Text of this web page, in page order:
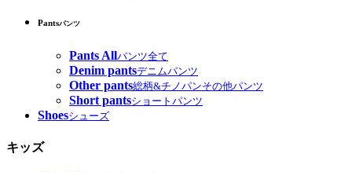
Pantsパンツ
Pants Allパンツ全て
Denim pantsデニムパンツ
Other pants総柄&チノパンその他パンツ
Short pantsショートパンツ
Shoesシューズ
キッズ